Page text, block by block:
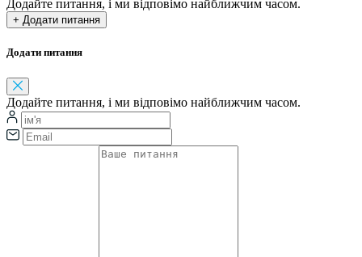
Додайте питання, і ми відповімо найближчим часом.
+ Додати питання
Додати питання
Додайте питання, і ми відповімо найближчим часом.